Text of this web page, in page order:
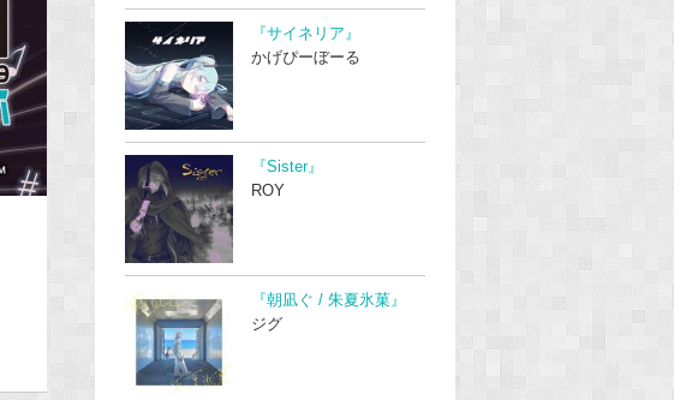
『サイネリア』
かげぴーぼーる
『Sister』
ROY
『朝凪ぐ / 朱夏氷菓』
ジグ